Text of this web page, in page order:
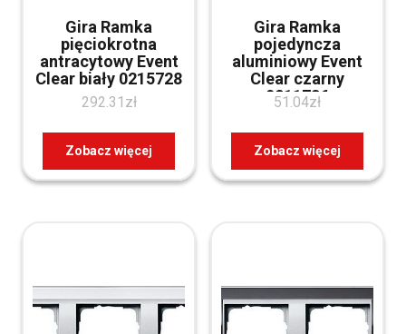
Gira Ramka
pięciokrotna
antracytowy Event
Clear biały 0215728
292.31 zł
Zobacz więcej
Gira Ramka
pojedyncza
aluminiowy Event
Clear czarny
0211736
51.04zł
Zobacz więcej